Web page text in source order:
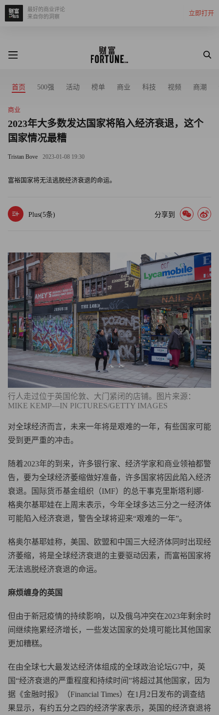
立即打开
最好的商业评论
来自你的洞察
首页 500强 活动 榜单 商业 科技 视频 商潮
商业
2023年大多数发达国家将陷入经济衰退，这个
国家情况最糟
Tristan Bove 2023-01-08 19:30
富裕国家将无法逃脱经济衰退的命运。
Plus(5条) 分享到
行人走过位于英国伦敦、大门紧闭的店铺。图片来源：
MIKE KEMP—IN PICTURES/GETTY IMAGES
对全球经济而言，未来一年将是艰难的一年，有些国家可能
受到更严重的冲击。
随着2023年的到来，许多银行家、经济学家和商业领袖都警
告，要为全球经济萎缩做好准备，许多国家将因此陷入经济
衰退。国际货币基金组织（IMF）的总干事克里斯塔利娜·
格奥尔基耶娃在上周末表示，今年全球多达三分之一经济体
可能陷入经济衰退，警告全球将迎来“艰难的一年”。
格奥尔基耶娃称，美国、欧盟和中国三大经济体同时出现经
济萎缩，将是全球经济衰退的主要驱动因素，而富裕国家将
无法逃脱经济衰退的命运。
麻烦缠身的英国
但由于新冠疫情的持续影响，以及俄乌冲突在2023年剩余时
间继续拖累经济增长，一些发达国家的处境可能比其他国家
更加糟糕。
在由全球七大最发达经济体组成的全球政治论坛G7中，英
国“经济衰退的严重程度和持续时间”将超过其他国家，因为
据《金融时报》（Financial Times）在1月2日发布的调查结
果显示，有约五分之四的经济学家表示，英国的经济衰退将